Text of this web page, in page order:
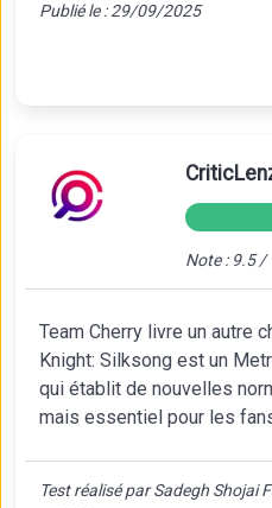
Publié le : 29/09/2025
Note : 9.5 /
Team Cherry livre un autre
Knight: Silksong est un
qui établit de nouvelles
mais essentiel pour les
Test réalisé par Sadegh Shojai